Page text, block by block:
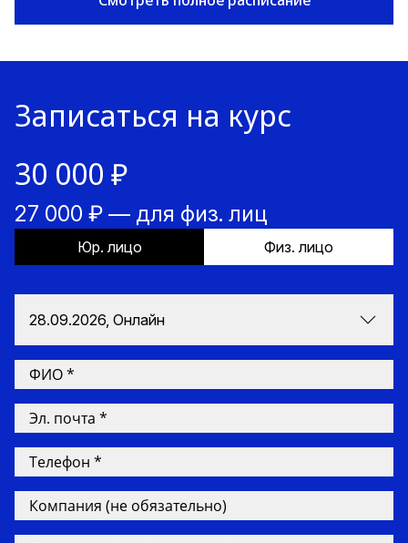
Записаться на курс
30 000 ₽
27 000 ₽ — для физ. лиц
Юр. лицо Физ. лицо
28.09.2026, Онлайн